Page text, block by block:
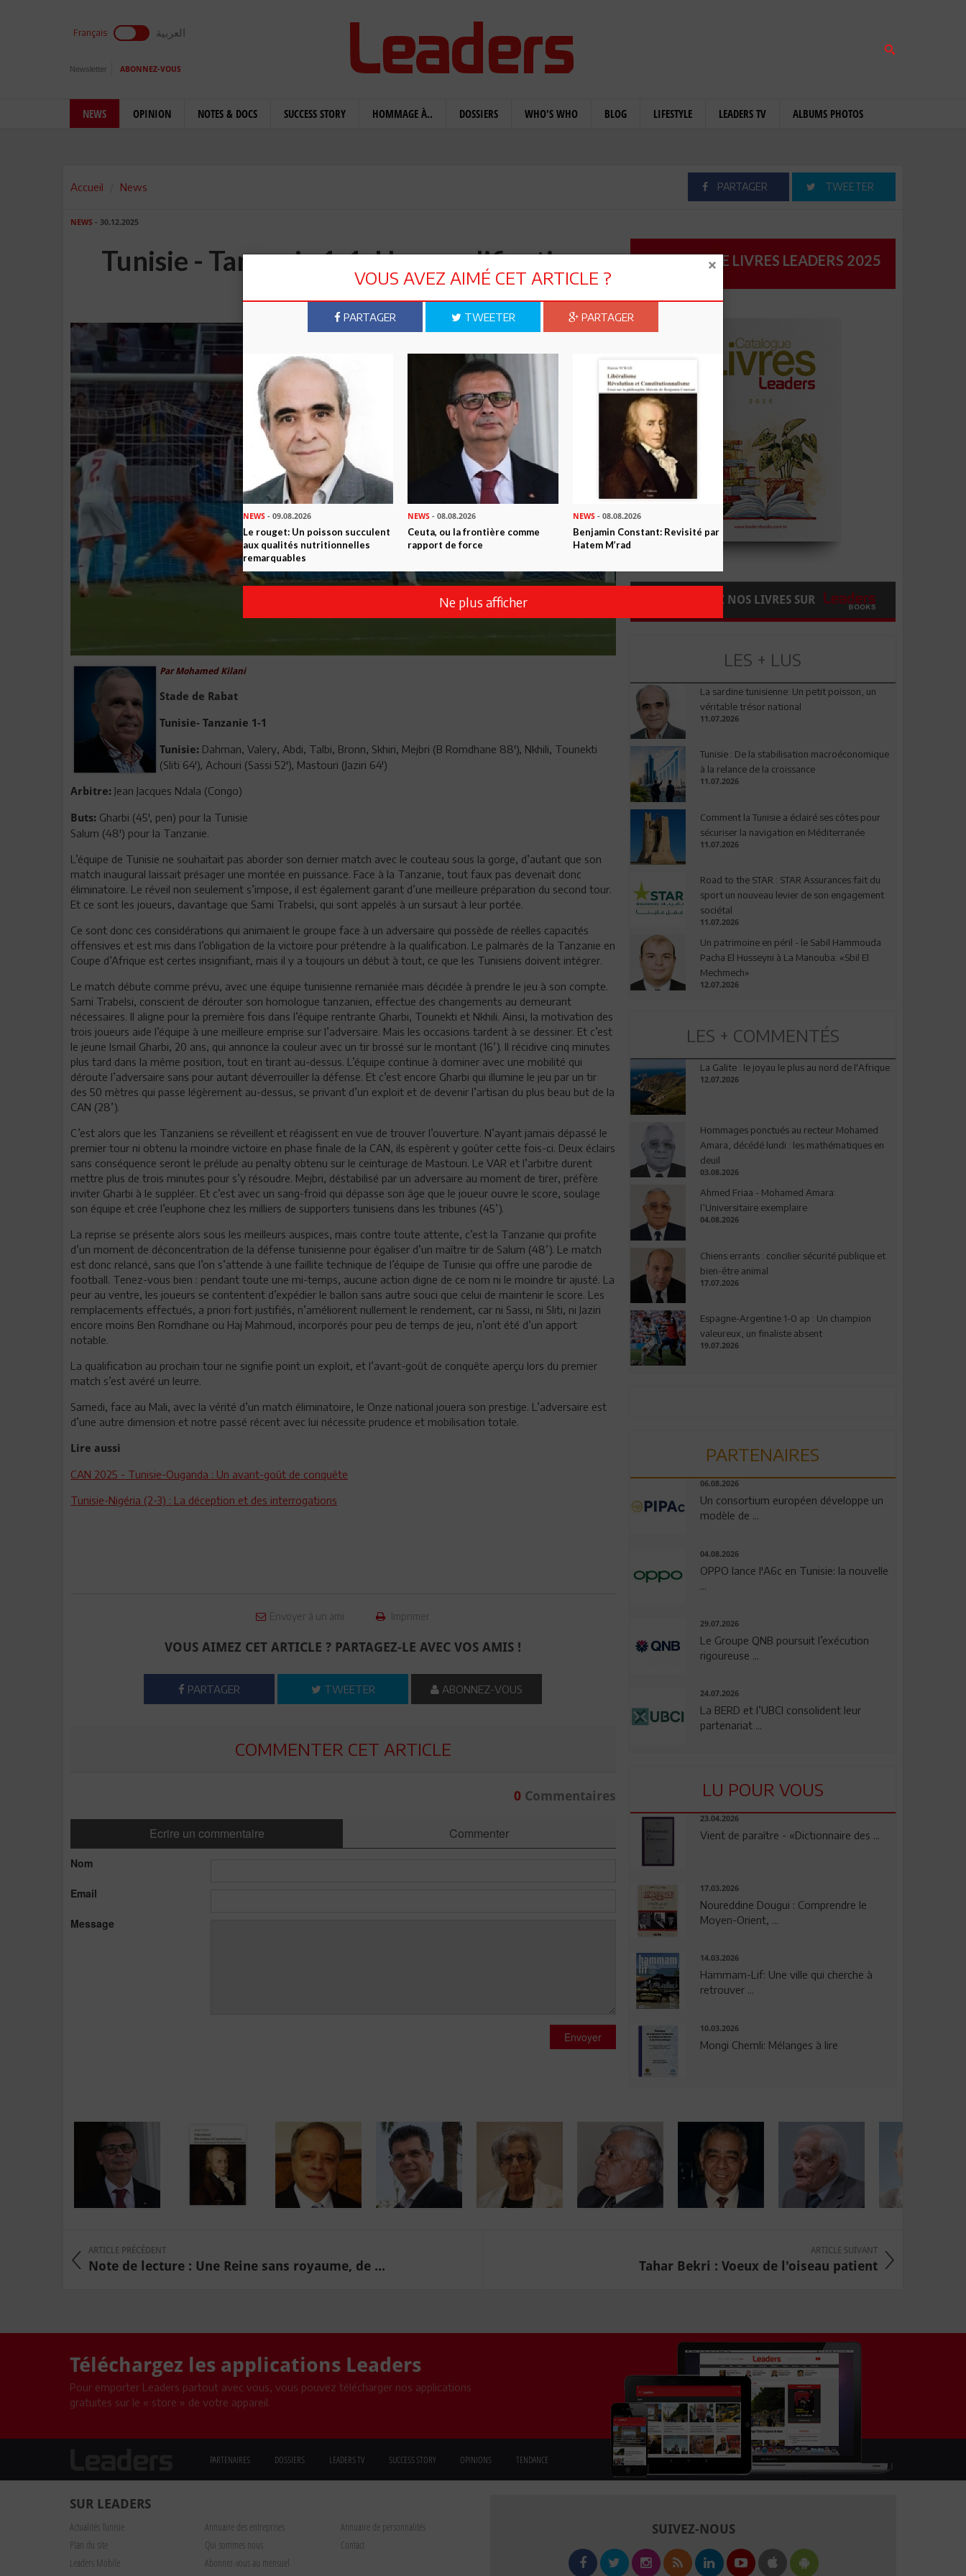
Français العربية
Newsletter ABONNEZ-VOUS
NEWS OPINION NOTES & DOCS SUCCESS STORY HOMMAGE À.. DOSSIERS WHO'S WHO BLOG LIFESTYLE LEADERS TV ALBUMS PHOTOS
Accueil News PARTAGER TWEETER
NEWS - 30.12.2025
Tunisie - Tanzanie 1-1: Une qualification
amère
Par Mohamed Kilani
Stade de Rabat
Tunisie- Tanzanie 1-1
Tunisie: Dahman, Valery, Abdi, Talbi, Bronn, Skhiri, Mejbri (B Romdhane 88'), Nkhili, Tounekti
(Sliti 64'), Achouri (Sassi 52'), Mastouri (Jaziri 64')
Arbitre: Jean Jacques Ndala (Congo)
Buts: Gharbi (45', pen) pour la Tunisie
Salum (48') pour la Tanzanie.
L’équipe de Tunisie ne souhaitait pas aborder son dernier match avec le couteau sous la gorge, d’autant que son
match inaugural laissait présager une montée en puissance. Face à la Tanzanie, tout faux pas devenait donc
éliminatoire. Le réveil non seulement s’impose, il est également garant d’une meilleure préparation du second tour.
Et ce sont les joueurs, davantage que Sami Trabelsi, qui sont appelés à un sursaut à leur portée.
Ce sont donc ces considérations qui animaient le groupe face à un adversaire qui possède de réelles capacités
offensives et est mis dans l’obligation de la victoire pour prétendre à la qualification. Le palmarès de la Tanzanie en
Coupe d’Afrique est certes insignifiant, mais il y a toujours un début à tout, ce que les Tunisiens doivent intégrer.
Le match débute comme prévu, avec une équipe tunisienne remaniée mais décidée à prendre le jeu à son compte.
Sami Trabelsi, conscient de dérouter son homologue tanzanien, effectue des changements au demeurant
nécessaires. Il aligne pour la première fois dans l’équipe rentrante Gharbi, Tounekti et Nkhili. Ainsi, la motivation des
trois joueurs aide l’équipe à une meilleure emprise sur l’adversaire. Mais les occasions tardent à se dessiner. Et c’est
le jeune Ismail Gharbi, 20 ans, qui annonce la couleur avec un tir brossé sur le montant (16’). Il récidive cinq minutes
plus tard dans la même position, tout en tirant au-dessus. L’équipe continue à dominer avec une mobilité qui
déroute l’adversaire sans pour autant déverrouiller la défense. Et c’est encore Gharbi qui illumine le jeu par un tir
des 50 mètres qui passe légèrement au-dessus, se privant d’un exploit et de devenir l’artisan du plus beau but de la
CAN (28’).
C’est alors que les Tanzaniens se réveillent et réagissent en vue de trouver l’ouverture. N’ayant jamais dépassé le
premier tour ni obtenu la moindre victoire en phase finale de la CAN, ils espèrent y goûter cette fois-ci. Deux éclairs
sans conséquence seront le prélude au penalty obtenu sur le ceinturage de Mastouri. Le VAR et l’arbitre durent
mettre plus de trois minutes pour s’y résoudre. Mejbri, déstabilisé par un adversaire au moment de tirer, préfère
inviter Gharbi à le suppléer. Et c’est avec un sang-froid qui dépasse son âge que le joueur ouvre le score, soulage
son équipe et crée l’euphorie chez les milliers de supporters tunisiens dans les tribunes (45’).
La reprise se présente alors sous les meilleurs auspices, mais contre toute attente, c’est la Tanzanie qui profite
d’un moment de déconcentration de la défense tunisienne pour égaliser d’un maître tir de Salum (48’). Le match
est donc relancé, sans que l’on s’attende à une faillite technique de l’équipe de Tunisie qui offre une parodie de
football. Tenez-vous bien : pendant toute une mi-temps, aucune action digne de ce nom ni le moindre tir ajusté. La
peur au ventre, les joueurs se contentent d’expédier le ballon sans autre souci que celui de maintenir le score. Les
remplacements effectués, a priori fort justifiés, n’améliorent nullement le rendement, car ni Sassi, ni Sliti, ni Jaziri
encore moins Ben Romdhane ou Haj Mahmoud, incorporés pour peu de temps de jeu, n’ont été d’un apport
notable.
La qualification au prochain tour ne signifie point un exploit, et l’avant-goût de conquête aperçu lors du premier
match s’est avéré un leurre.
Samedi, face au Mali, avec la vérité d’un match éliminatoire, le Onze national jouera son prestige. L’adversaire est
d’une autre dimension et notre passé récent avec lui nécessite prudence et mobilisation totale.
Lire aussi
CAN 2025 - Tunisie-Ouganda : Un avant-goût de conquête
Tunisie-Nigéria (2-3) : La déception et des interrogations
Envoyer à un ami Imprimer
VOUS AIMEZ CET ARTICLE ? PARTAGEZ-LE AVEC VOS AMIS !
PARTAGER TWEETER ABONNEZ-VOUS
COMMENTER CET ARTICLE
0Commentaires
Ecrire un commentaire Commenter
Nom
Email
Message
Envoyer
CATALOGUE LIVRES LEADERS 2025
COMMANDEZ NOS LIVRES SUR
LES + LUS
La sardine tunisienne: Un petit poisson, un
véritable trésor national
11.07.2026
Tunisie : De la stabilisation macroéconomique
à la relance de la croissance
11.07.2026
Comment la Tunisie a éclairé ses côtes pour
sécuriser la navigation en Méditerranée
11.07.2026
Road to the STAR : STAR Assurances fait du
sport un nouveau levier de son engagement
sociétal
11.07.2026
Un patrimoine en péril - le Sabil Hammouda
Pacha El Husseyni à La Manouba: «Sbil El
Mechmech»
12.07.2026
LES + COMMENTÉS
La Galite : le joyau le plus au nord de l'Afrique
12.07.2026
Hommages ponctués au recteur Mohamed
Amara, décédé lundi : les mathématiques en
deuil
03.08.2026
Ahmed Friaa - Mohamed Amara:
l’Universitaire exemplaire
04.08.2026
Chiens errants : concilier sécurité publique et
bien-être animal
17.07.2026
Espagne-Argentine 1-0 ap : Un champion
valeureux, un finaliste absent
19.07.2026
PARTENAIRES
06.08.2026
Un consortium européen développe un
modèle de ...
04.08.2026
OPPO lance l'A6c en Tunisie: la nouvelle
...
29.07.2026
Le Groupe QNB poursuit l’exécution
rigoureuse ...
24.07.2026
La BERD et l’UBCI consolident leur
partenariat ...
LU POUR VOUS
23.04.2026
Vient de paraître - «Dictionnaire des ...
17.03.2026
Noureddine Dougui : Comprendre le
Moyen-Orient, ...
14.03.2026
Hammam-Lif: Une ville qui cherche à
retrouver ...
10.03.2026
Mongi Chemli: Mélanges à lire
ARTICLE PRÉCÉDENT
Note de lecture : Une Reine sans royaume, de ...
ARTICLE SUIVANT
Tahar Bekri : Voeux de l'oiseau patient
Téléchargez les applications Leaders
Pour emporter Leaders partout avec vous, vous pouvez télécharger nos applications
gratuites sur le « store » de votre appareil.
PARTENAIRES DOSSIERS LEADERS TV SUCCESS STORY OPINIONS TENDANCE
SUR LEADERS
Actualités Tunisie Annuaire des entreprises
Annuaire de personnalités
Plan du site
Qui sommes nous
Contact
Leaders Mobile
Abonnez-vous au mensuel
SUIVEZ-NOUS
VOUS AVEZ AIMÉ CET ARTICLE ?
PARTAGER TWEETER PARTAGER
NEWS - 09.08.2026
Le rouget: Un poisson succulent
aux qualités nutritionnelles
remarquables
NEWS - 08.08.2026
Ceuta, ou la frontière comme
rapport de force
NEWS- 08.08.2026
Benjamin Constant: Revisité par
Hatem M’rad
Ne plus afficher